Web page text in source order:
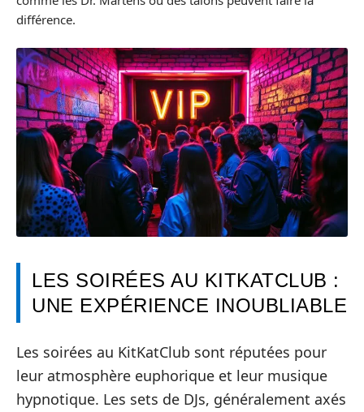
différence.
LES SOIRÉES AU KITKATCLUB :
UNE EXPÉRIENCE INOUBLIABLE
Les soirées au KitKatClub sont réputées pour
leur atmosphère euphorique et leur musique
hypnotique. Les sets de DJs, généralement axés